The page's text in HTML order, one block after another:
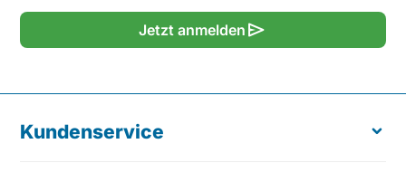
Jetzt anmelden send
Kundenservice